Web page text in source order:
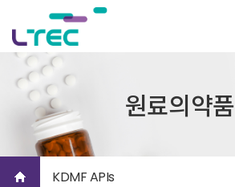
원료의약품
KDMF APIs